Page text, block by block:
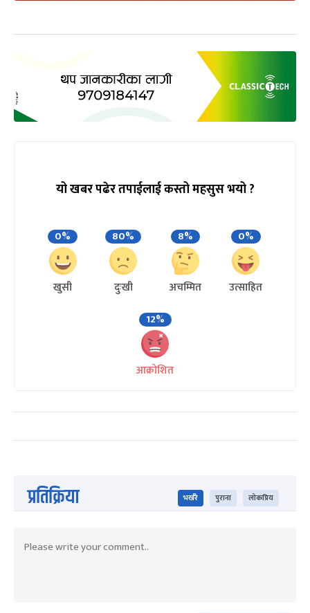
यो खबर पढेर तपाईलाई कस्तो महसुस भयो ?
0%
खुसी
80%
दुःखी
8%
अचम्मित
0%
उत्साहित
12%
आक्रोशित
प्रतिक्रिया भर्खरै पुराना लोकप्रिय